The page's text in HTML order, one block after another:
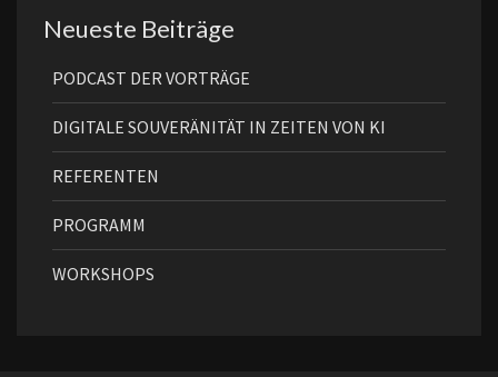
Neueste Beiträge
PODCAST DER VORTRÄGE
DIGITALE SOUVERÄNITÄT IN ZEITEN VON KI
REFERENTEN
PROGRAMM
WORKSHOPS